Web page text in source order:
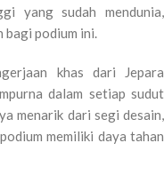
yang sudah mendunia,
bagi podium ini.
khas dari Jepara
dalam setiap sudut
menarik dari segi desain,
memiliki daya tahan